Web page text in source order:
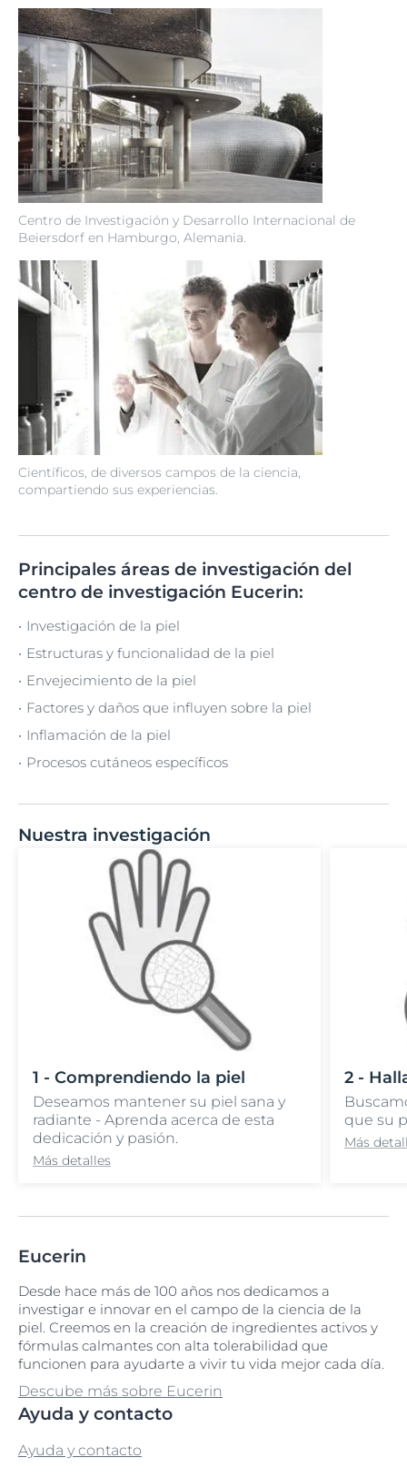
Centro de Investigación y Desarrollo Internacional de
Beiersdorf en Hamburgo, Alemania.
Científicos, de diversos campos de la ciencia,
compartiendo sus experiencias.
Principales áreas de investigación del
centro de investigación Eucerin:
Investigación de la piel
Estructuras y funcionalidad de la piel
Envejecimiento de la piel
Factores y daños que influyen sobre la piel
Inflamación de la piel
Procesos cutáneos específicos
Nuestra investigación
1 - Comprendiendo la piel
Deseamos mantener su piel sana y
radiante - Aprenda acerca de esta
dedicación y pasión.
Más detalles
2 -
que su
Más
Eucerin
Desde hace más de 100 años nos dedicamos a
investigar e innovar en el campo de la ciencia de la
piel. Creemos en la creación de ingredientes activos y
fórmulas calmantes con alta tolerabilidad que
funcionen para ayudarte a vivir tu vida mejor cada día.
Descube más sobre Eucerin
Ayuda y contacto
Ayuda y contacto